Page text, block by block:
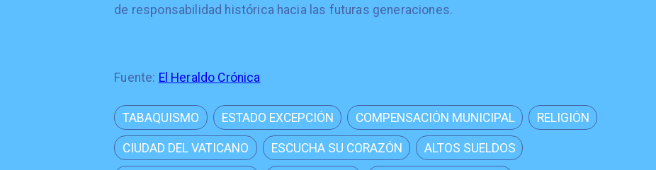
de responsabilidad histórica hacia las futuras generaciones.
Fuente: El Heraldo Crónica
TABAQUISMO ESTADO EXCEPCIÓN COMPENSACIÓN MUNICIPAL RELIGIÓN
CIUDAD DEL VATICANO ESCUCHA SU CORAZÓN ALTOS SUELDOS